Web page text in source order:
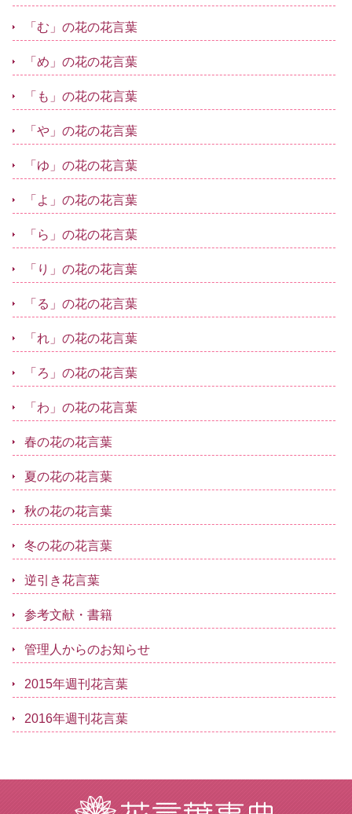
「む」の花の花言葉
「め」の花の花言葉
「も」の花の花言葉
「や」の花の花言葉
「ゆ」の花の花言葉
「よ」の花の花言葉
「ら」の花の花言葉
「り」の花の花言葉
「る」の花の花言葉
「れ」の花の花言葉
「ろ」の花の花言葉
「わ」の花の花言葉
春の花の花言葉
夏の花の花言葉
秋の花の花言葉
冬の花の花言葉
逆引き花言葉
参考文献・書籍
管理人からのお知らせ
2015年週刊花言葉
2016年週刊花言葉